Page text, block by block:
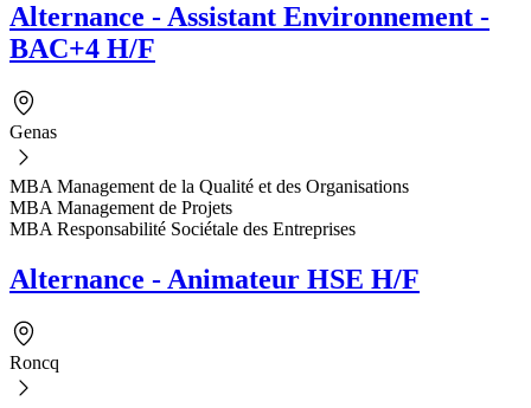
Alternance - Assistant Environnement -
BAC+4 H/F
Genas
MBA Management de la Qualité et des Organisations
MBA Management de Projets
MBA Responsabilité Sociétale des Entreprises
Alternance - Animateur HSE H/F
Roncq